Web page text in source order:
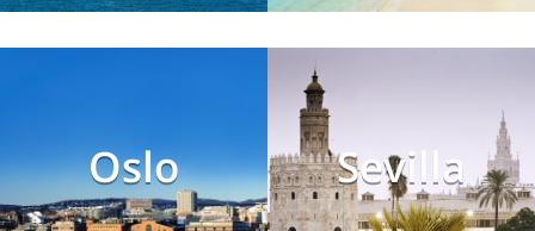
Oslo Sevilla